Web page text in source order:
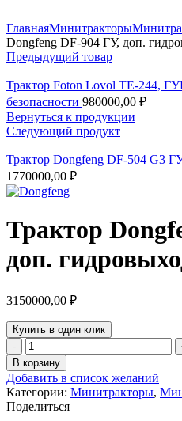
ГлавнаяМинитракторы
Dongfeng DF-904 ГУ, доп.
Предыдущий товар
Трактор Foton Lovol TE-244,
безопасности 980000,00 ₽
Вернуться к продукции
Следующий продукт
Трактор Dongfeng DF-504 G3
1770000,00 ₽
Трактор
доп.
3150000,00 ₽
Купить в один клик
Количество
товара
Трактор
Dongfeng
DF-
904
В корзину
Добавить в список желаний
Категории: Минитракторы,
Поделиться